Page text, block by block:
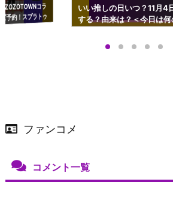
コラ
予約！スプラトゥ
ップも渋谷Hz
いい推しの日いつ？11月4
する？由来は？＜今日は何
ファンコメ
コメント一覧